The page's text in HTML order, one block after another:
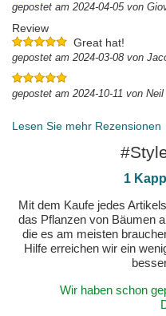
gepostet am 2024-04-05 von
Review
Great hat!
gepostet am 2024-03-08 von
gepostet am 2024-10-11 von Neil
Lesen Sie mehr Rezensionen
1
Mit dem Kaufe jedes
das Pflanzen von Bäumen
die es am meisten
Hilfe erreichen wir ein
Wir haben schon